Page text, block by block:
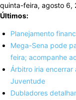
Skip
to
quinta-feira, agosto 6,
Últimos:
Planejamento
Mega-Sena pode
feira; acompanhe
Árbitro iria
Juventude
Dubladores